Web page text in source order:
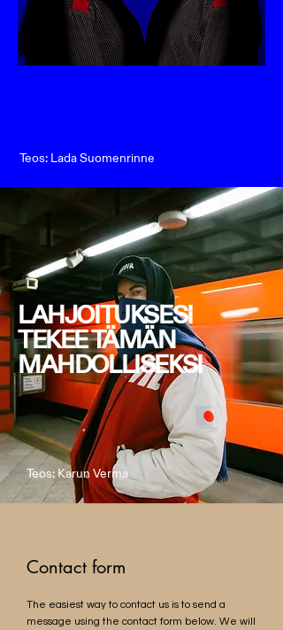
Teos: Lada Suomenrinne
LAHJOITUKSESI
TEKEE TÄMÄN
MAHDOLLISEKSI
Teos: Karun Verma
Contact form
The easiest way to contact us is to send a
message using the contact form below. We will